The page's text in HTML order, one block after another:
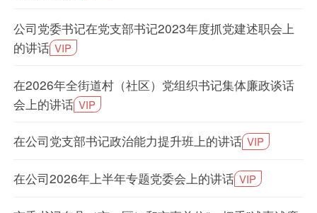
公司党委书记在党支部书记2023年度抓党建述职会上
的讲话 VIP
在2026年全街道村（社区）党组织书记集体廉政谈话
会上的讲话 VIP
在公司党支部书记政治能力提升班上的讲话 VIP
在公司2026年上半年专题党委会上的讲话 VIP